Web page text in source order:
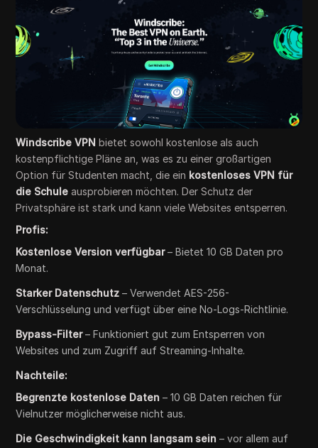
Windscribe VPN bietet sowohl kostenlose als auch
kostenpflichtige Pläne an, was es zu einer großartigen
Option für Studenten macht, die ein kostenloses VPN für
die Schule ausprobieren möchten. Der Schutz der
Privatsphäre ist stark und kann viele Websites entsperren.
Profis:
Kostenlose Version verfügbar– Bietet 10 GB Daten pro
Monat.
Starker Datenschutz – Verwendet AES-256-
Verschlüsselung und verfügt über eine No-Logs-Richtlinie.
Bypass-Filter– Funktioniert gut zum Entsperren von
Websites und zum Zugriff auf Streaming-Inhalte.
Nachteile:
Begrenzte kostenlose Daten – 10 GB Daten reichen für
Vielnutzer möglicherweise nicht aus.
Die Geschwindigkeit kann langsam sein – vor allem auf